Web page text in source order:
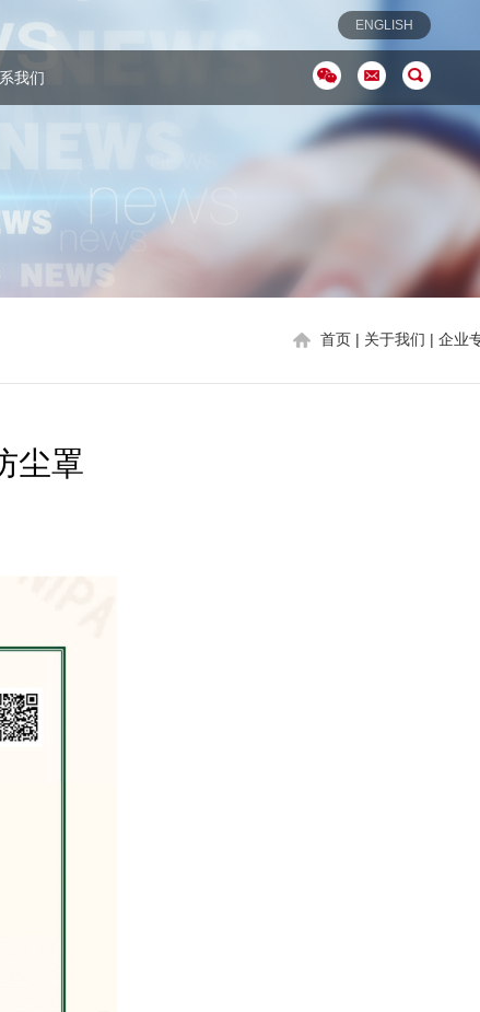
ENGLISH
我们
首页| 关于我们 | 企业
尘罩